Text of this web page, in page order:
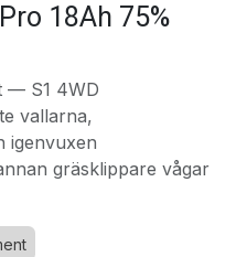
18Ah 75%
— S1 4WD
vallarna,
igenvuxen
gräsklippare vågar